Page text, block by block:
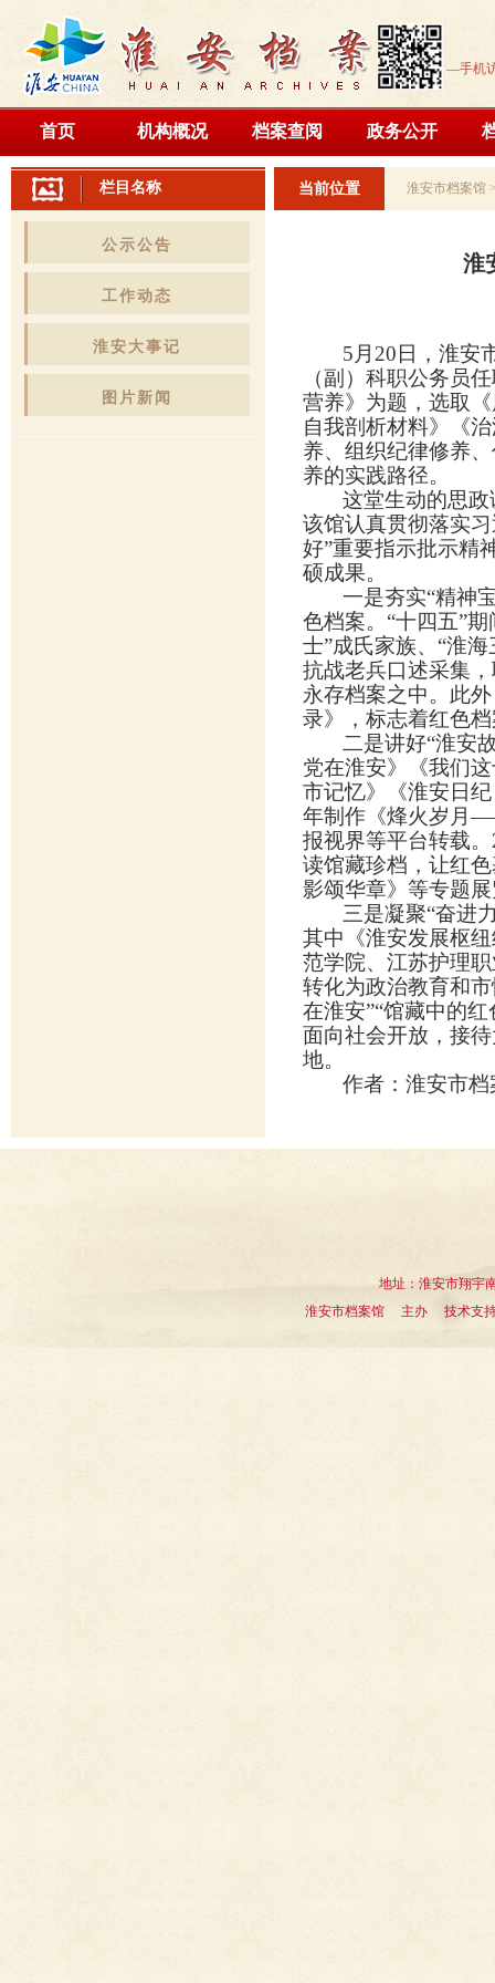
—手机
首页 机构概况 档案查阅 政务公开
栏目名称
公示公告
工作动态
淮安大事记
图片新闻
当前位置 淮安市档案馆
淮
5月20日，淮安
（副）科职公务员
营养》为题，选取
自我剖析材料》《
养、组织纪律修养
养的实践路径。
这堂生动的思
该馆认真贯彻落实
好”重要指示批示精
硕成果。
一是夯实“精神
色档案。“十四五”
士”成氏家族、“淮
抗战老兵口述采集
永存档案之中。此
录》，标志着红色
二是讲好“淮安
党在淮安》《我们
市记忆》《淮安日
年制作《烽火岁月
报视界等平台转载
读馆藏珍档，让红
影颂华章》等专题
三是凝聚“奋进
其中《淮安发展枢
范学院、江苏护理
转化为政治教育和
在淮安”“馆藏中的
面向社会开放，接
地。
作者：淮安市
地址：淮安市翔宇
淮安市档案馆 主办 技术支持